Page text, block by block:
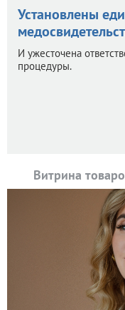
Установлены
И ужесточена
процедуры.
Витрина